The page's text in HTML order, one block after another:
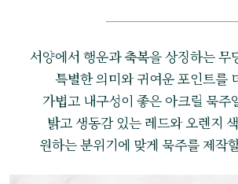
서양에서 행운과 축복을 상징하는 무
특별한 의미와 귀여운 포인트를
가볍고 내구성이 좋은 아크릴 묵주
밝고 생동감 있는 레드와 오렌지
원하는 분위기에 맞게 묵주를 제작